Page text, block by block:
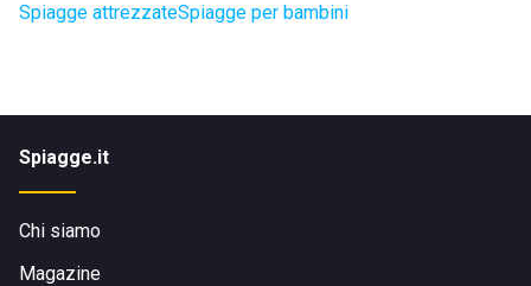
Spiagge attrezzateSpiagge per bambini
Spiagge.it
Chi siamo
Magazine